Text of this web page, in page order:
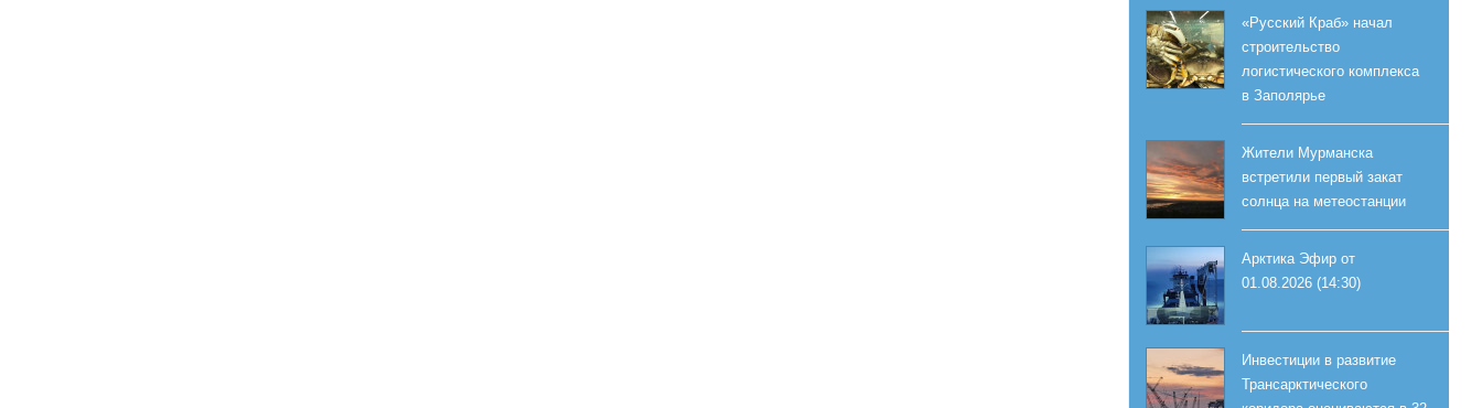
«Русский Краб» начал
строительство
логистического комплекса
в Заполярье
Жители Мурманска
встретили первый закат
солнца на метеостанции
Арктика Эфир от
01.08.2026 (14:30)
Инвестиции в развитие
Трансарктического